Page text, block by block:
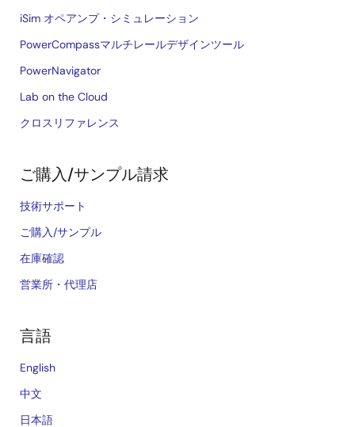
iSim オペアンプ・シミュレーション
PowerCompassマルチレールデザインツール
PowerNavigator
Lab on the Cloud
クロスリファレンス
ご購入/サンプル請求
技術サポート
ご購入/サンプル
在庫確認
営業所・代理店
言語
English
中文
日本語